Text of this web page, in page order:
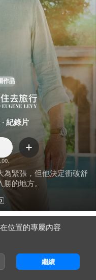
作品
· 紀錄片
。
加
為緊張，但他決定衝破舒
的地方。
位置的專屬內容
繼續